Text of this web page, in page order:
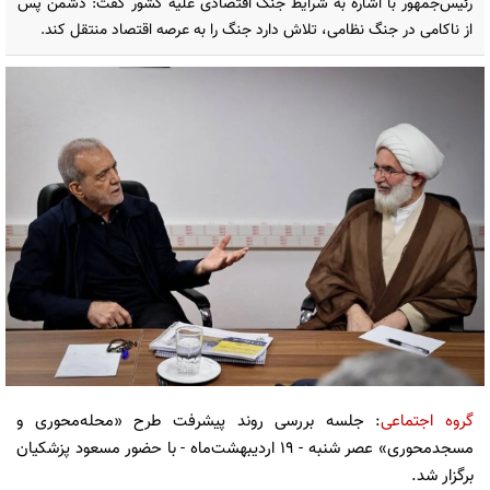
از ناکامی در جنگ نظامی، تلاش دارد جنگ را به عرصه اقتصاد منتقل کند.
گروه اجتماعی: جلسه بررسی روند پیشرفت طرح «محله‌محوری و
مسجدمحوری» عصر شنبه - ۱۹ اردیبهشت‌ماه - با حضور مسعود پزشکیان
برگزار شد.